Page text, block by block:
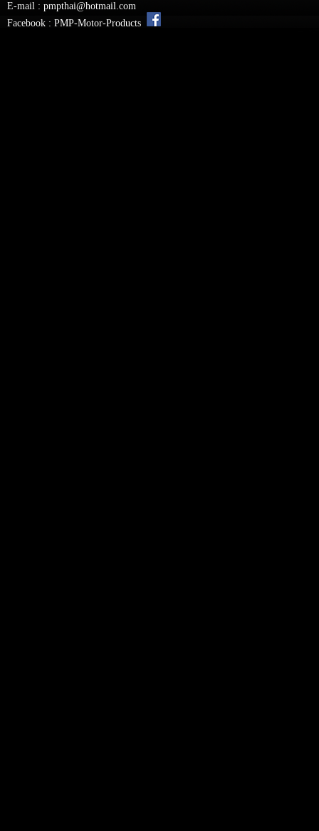
E-mail : pmpthai@hotmail.com
Facebook : PMP-Motor-Products